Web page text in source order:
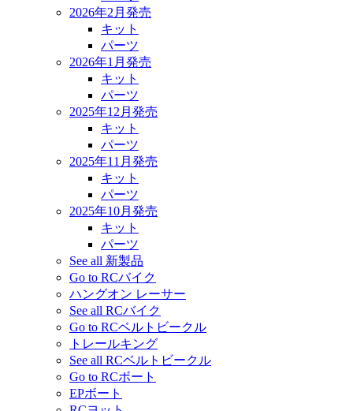
2026年2月発売
キット
パーツ
2026年1月発売
キット
パーツ
2025年12月発売
キット
パーツ
2025年11月発売
キット
パーツ
2025年10月発売
キット
パーツ
See all 新製品
Go to RCバイク
ハングオン レーサー
See all RCバイク
Go to RCベルトビークル
トレールキング
See all RCベルトビークル
Go to RCボート
EPボート